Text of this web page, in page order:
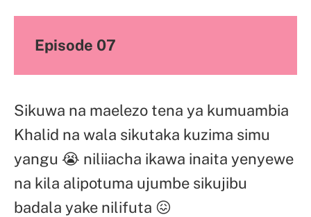
Episode 07
Sikuwa na maelezo tena ya kumuambia
Khalid na wala sikutaka kuzima simu
yangu 😭 niliiacha ikawa inaita yenyewe
na kila alipotuma ujumbe sikujibu
badala yake nilifuta 😖